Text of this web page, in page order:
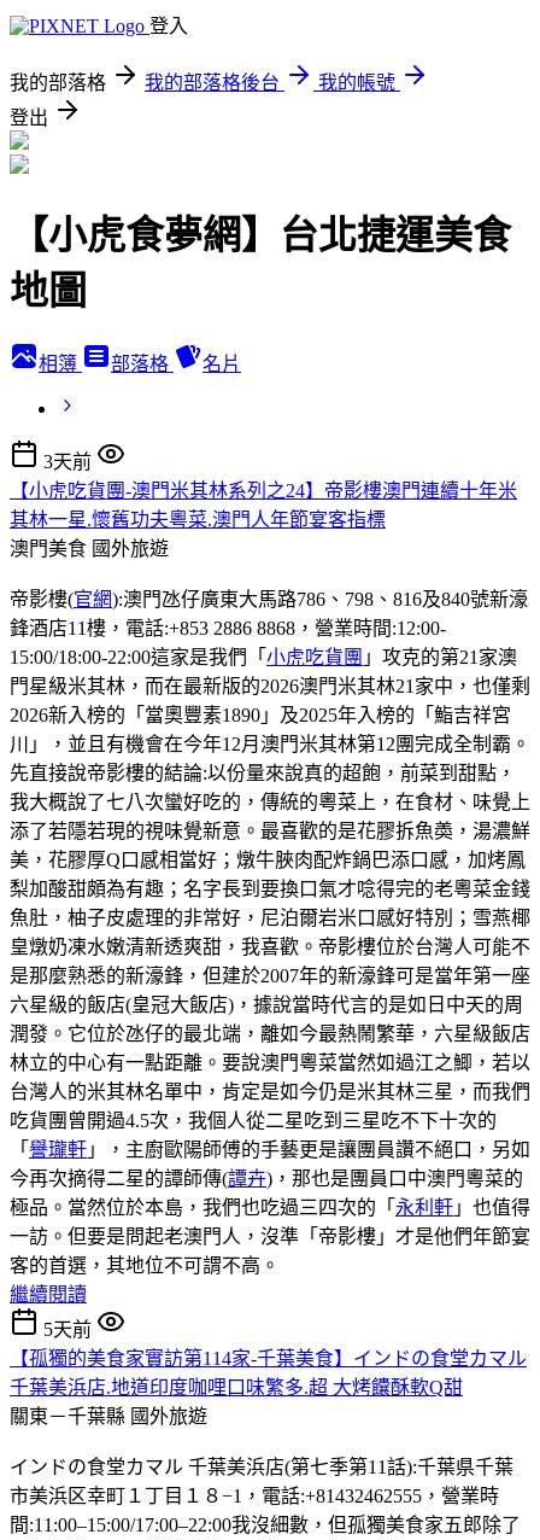
登入
我的部落格 我的部落格後台
我的帳號
登出
【小虎食夢網】台北捷運美食
地圖
相簿 部落格 名片
3天前
【小虎吃貨團-澳門米其林系列之24】帝影樓澳門連續十年米
其林一星.懷舊功夫粵菜.澳門人年節宴客指標
澳門美食 國外旅遊
帝影樓(官網):澳門氹仔廣東大馬路786、798、816及840號新濠
鋒酒店11樓，電話:+853 2886 8868，營業時間:12:00-
15:00/18:00-22:00這家是我們「 小虎吃貨團 」攻克的第21家澳
門星級米其林，而在最新版的2026澳門米其林21家中，也僅剩
2026新入榜的「當奧豐素1890」及2025年入榜的「鮨吉祥宮
川」，並且有機會在今年12月澳門米其林第12團完成全制霸。
先直接說帝影樓的結論:以份量來說真的超飽，前菜到甜點，
我大概說了七八次蠻好吃的，傳統的粵菜上，在食材、味覺上
添了若隱若現的視味覺新意。最喜歡的是花膠拆魚𡙡，湯濃鮮
美，花膠厚Q口感相當好；燉牛脥肉配炸鍋巴添口感，加烤鳳
梨加酸甜頗為有趣；名字長到要換口氣才唸得完的老粵菜金錢
魚肚，柚子皮處理的非常好，尼泊爾岩米口感好特別；雪燕椰
皇燉奶凍水嫩清新透爽甜，我喜歡。帝影樓位於台灣人可能不
是那麼熟悉的新濠鋒，但建於2007年的新濠鋒可是當年第一座
六星級的飯店(皇冠大飯店)，據說當時代言的是如日中天的周
潤發。它位於氹仔的最北端，離如今最熱鬧繁華，六星級飯店
林立的中心有一點距離。要說澳門粵菜當然如過江之鯽，若以
台灣人的米其林名單中，肯定是如今仍是米其林三星，而我們
吃貨團曾開過4.5次，我個人從二星吃到三星吃不下十次的
「 譽瓏軒 」，主廚歐陽師傅的手藝更是讓團員讚不絕口，另如
今再次摘得二星的譚師傳(譚卉)，那也是團員口中澳門粵菜的
極品。當然位於本島，我們也吃過三四次的「 永利軒 」也值得
一訪。但要是問起老澳門人，沒準「帝影樓」才是他們年節宴
客的首選，其地位不可謂不高。
繼續閱讀
5天前
【孤獨的美食家實訪第114家-千葉美食】インドの食堂カマル
千葉美浜店.地道印度咖哩口味繁多.超 大烤饢酥軟Q甜
關東－千葉縣 國外旅遊
インドの食堂カマル 千葉美浜店(第七季第11話):千葉県千葉
市美浜区幸町１丁目１８−1，電話:+81432462555，營業時
間:11:00–15:00/17:00–22:00我沒細數，但孤獨美食家五郎除了